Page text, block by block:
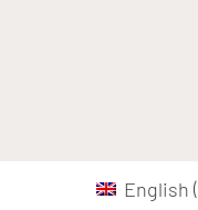
English (